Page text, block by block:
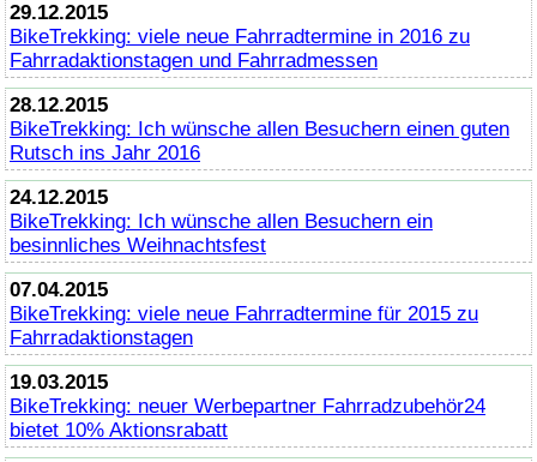
29.12.2015
BikeTrekking: viele neue Fahrradtermine in 2016 zu
Fahrradaktionstagen und Fahrradmessen
28.12.2015
BikeTrekking: Ich wünsche allen Besuchern einen guten
Rutsch ins Jahr 2016
24.12.2015
BikeTrekking: Ich wünsche allen Besuchern ein
besinnliches Weihnachtsfest
07.04.2015
BikeTrekking: viele neue Fahrradtermine für 2015 zu
Fahrradaktionstagen
19.03.2015
BikeTrekking: neuer Werbepartner Fahrradzubehör24
bietet 10% Aktionsrabatt